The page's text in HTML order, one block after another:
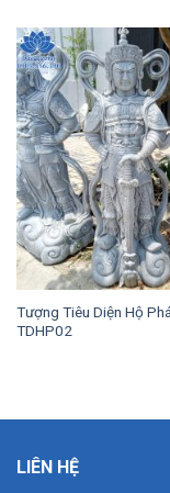
Tượng Tiêu Diện Hộ
TDHP02
LIÊN HỆ